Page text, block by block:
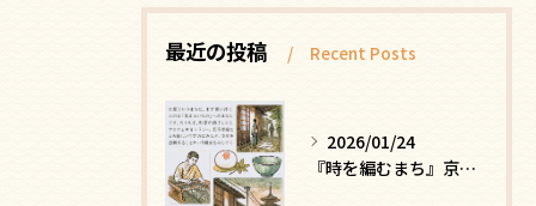
最近の投稿 Recent Posts
2026/01/24
『時を編むまち』京都ー日常にひそむ、静かな贅沢